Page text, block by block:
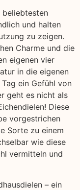
beliebtesten
und halten
zu zeigen.
Charme und die
eigenen vier
in die eigenen
ein Gefühl von
geht es nicht als
Diese
vorgestrichen
Sorte zu einem
wie diese
vermitteln und
– ein